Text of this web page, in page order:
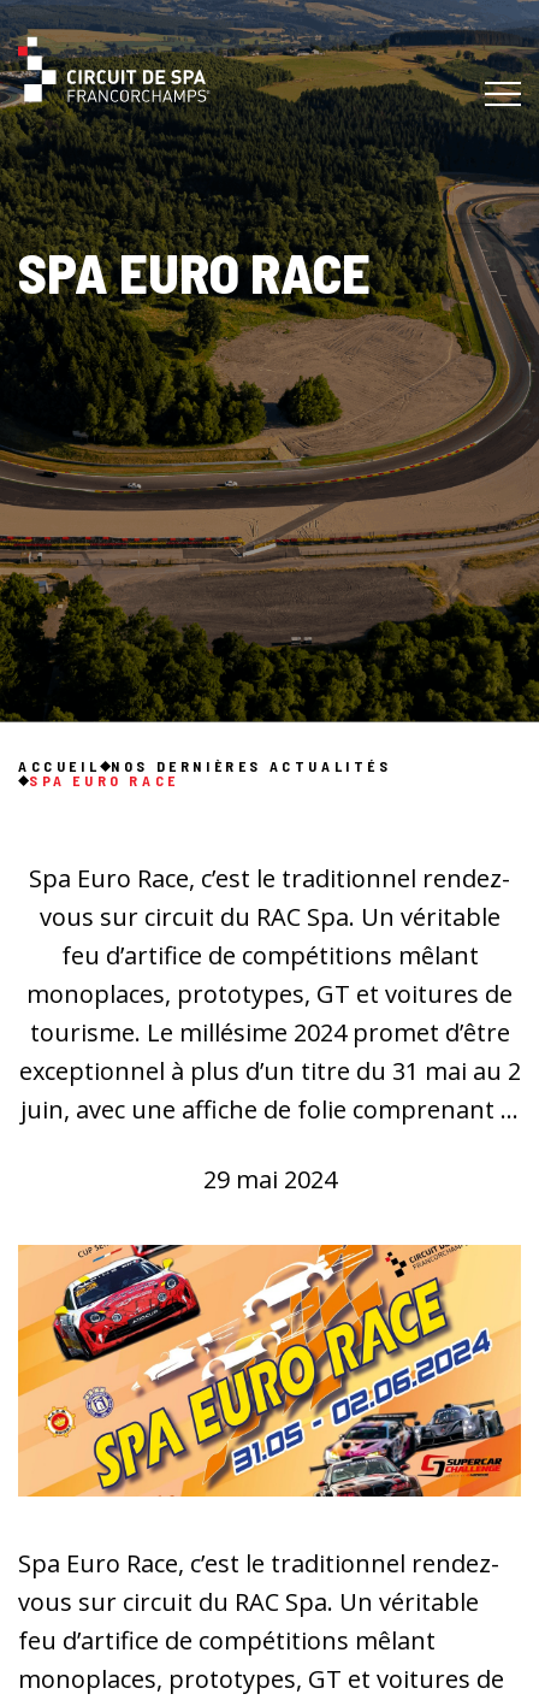
SPA EURO RACE
ACCUEIL
NOS DERNIÈRES ACTUALITÉS
SPA EURO RACE
Spa Euro Race, c’est le traditionnel rendez-
vous sur circuit du RAC Spa. Un véritable
feu d’artifice de compétitions mêlant
monoplaces, prototypes, GT et voitures de
tourisme. Le millésime 2024 promet d’être
exceptionnel à plus d’un titre du 31 mai au 2
juin, avec une affiche de folie comprenant ...
29 mai 2024
Spa Euro Race, c’est le traditionnel rendez-
vous sur circuit du RAC Spa. Un véritable
feu d’artifice de compétitions mêlant
monoplaces, prototypes, GT et voitures de